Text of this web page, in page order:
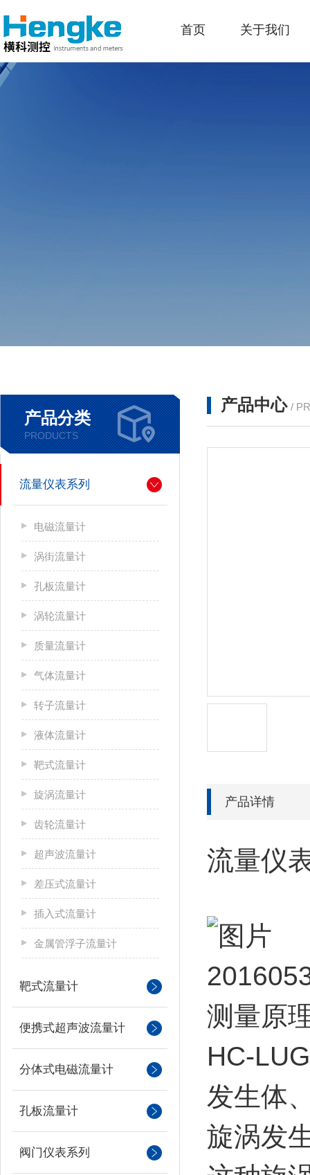
首页 关于我们
产品分类
PRODUCTS
流量仪表系列
电磁流量计
涡街流量计
孔板流量计
涡轮流量计
质量流量计
气体流量计
转子流量计
液体流量计
靶式流量计
旋涡流量计
齿轮流量计
超声波流量计
差压式流量计
插入式流量计
金属管浮子流量计
靶式流量计
便携式超声波流量计
分体式电磁流量计
孔板流量计
阀门仪表系列
产品中心 /
产品详情
流量仪
测量原
HC-
发生体
旋涡发